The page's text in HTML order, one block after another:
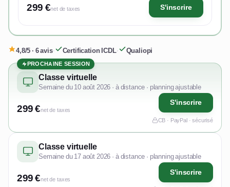
299 €net de taxes S'inscrire
4,8/5 · 6 avis· Certification ICDL· Qualiopi
PROCHAINE SESSION
Classe virtuelle
Semaine du 10 août 2026 · à distance · planning ajustable
299 €net de taxes
S'inscrire
CB · PayPal · sécurisé
Classe virtuelle
Semaine du 17 août 2026 · à distance · planning ajustable
299 €net de taxes
S'inscrire